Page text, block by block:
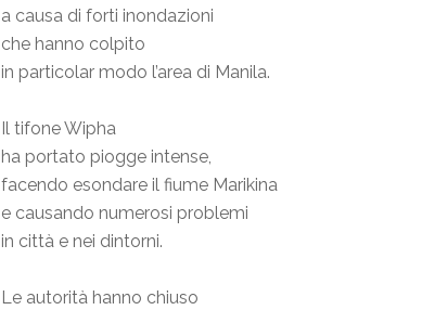
a causa di forti inondazioni
che hanno colpito
in particolar modo l’area di Manila.
Il tifone Wipha
ha portato piogge intense,
facendo esondare il fiume Marikina
e causando numerosi problemi
in città e nei dintorni.
Le autorità hanno chiuso